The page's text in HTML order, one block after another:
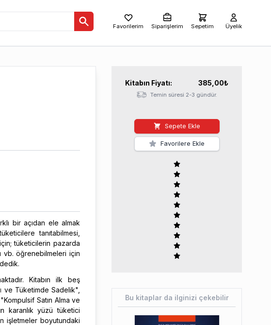
Favorilerim Siparişlerim Sepetim Üyelik
bir açıdan ele almak
tanıtabilmesi,
tüketicilerin pazarda
vb. öğrenebilmeleri için
Kitabın ilk beş
ve Tüketimde Sadelik",
Satın Alma ve
karanlık yüzü tüketici
işletmeler boyutundaki
Kitabın Fiyatı: 385,00₺
Temin süresi 2-3 gündür.
Sepete Ekle
Favorilere Ekle
Bu kitaplar da ilginizi çekebilir